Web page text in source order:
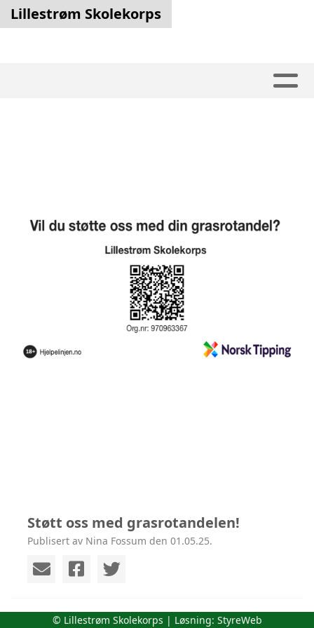
Lillestrøm Skolekorps
Støtt oss med grasrotandelen!
Publisert av Nina Fossum den 01.05.25.
© Lillestrøm Skolekorps | Løsning: StyreWeb